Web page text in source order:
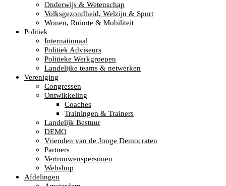
Onderwijs & Wetenschap
Volksgezondheid, Welzijn & Sport
Wonen, Ruimte & Mobiliteit
Politiek
Internationaal
Politiek Adviseurs
Politieke Werkgroepen
Landelijke teams & netwerken
Vereniging
Congressen
Ontwikkeling
Coaches
Trainingen & Trainers
Landelijk Bestuur
DEMO
Vrienden van de Jonge Democraten
Partners
Vertrouwenspersonen
Webshop
Afdelingen